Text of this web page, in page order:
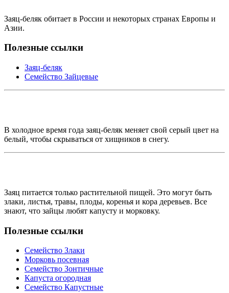
Заяц-беляк обитает в России и некоторых странах Европы и
Азии.
Полезные ссылки
Заяц-беляк
Семейство Зайцевые
В холодное время года заяц-беляк меняет свой серый цвет на
белый, чтобы скрываться от хищников в снегу.
Заяц питается только растительной пищей. Это могут быть
злаки, листья, травы, плоды, коренья и кора деревьев. Все
знают, что зайцы любят капусту и морковку.
Полезные ссылки
Семейство Злаки
Морковь посевная
Семейство Зонтичные
Капуста огородная
Семейство Капустные